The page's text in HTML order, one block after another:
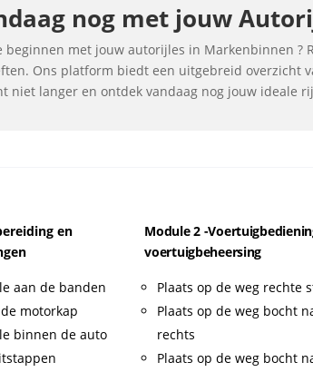
nog met jouw
beginnen met jouw autorijles in Markenbinnen
Ons platform biedt een uitgebreid overzicht
niet langer en ontdek vandaag nog jouw ideale
en
aan de banden
motorkap
binnen de auto
Module 2 -
voertuigbeheersing
Plaats op de weg rechte
Plaats op de weg bocht
rechts
Plaats op de weg bocht